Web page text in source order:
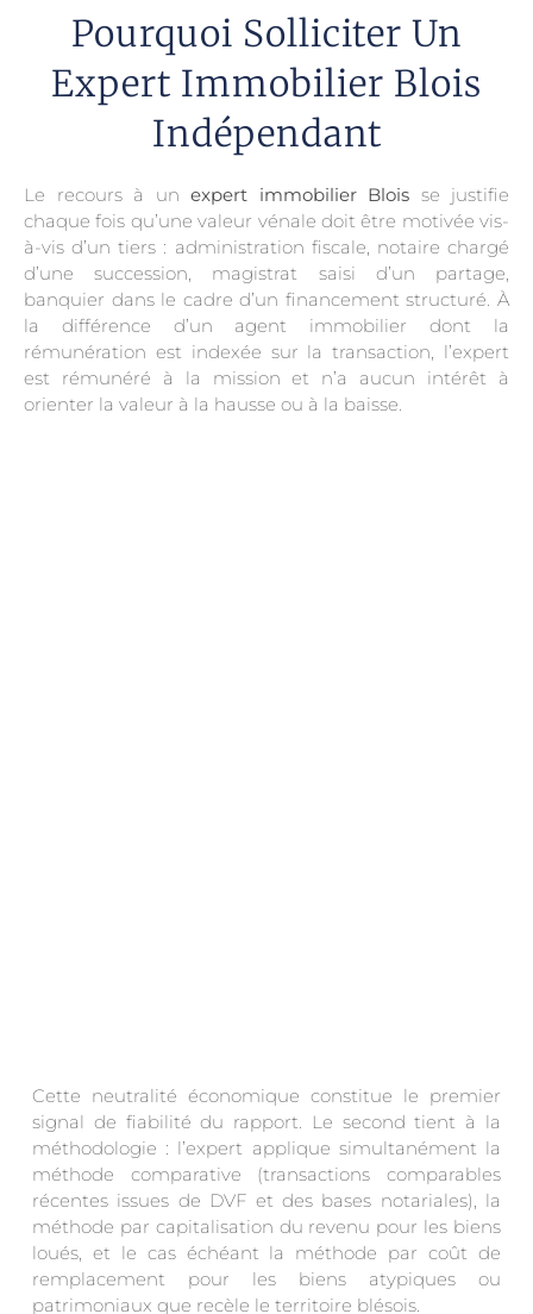
Pourquoi Solliciter Un
Expert Immobilier Blois
Indépendant
Le recours à un expert immobilier Blois se justifie
chaque fois qu’une valeur vénale doit être motivée vis-
à-vis d’un tiers : administration fiscale, notaire chargé
d’une succession, magistrat saisi d’un partage,
banquier dans le cadre d’un financement structuré. À
la différence d’un agent immobilier dont la
rémunération est indexée sur la transaction, l’expert
est rémunéré à la mission et n’a aucun intérêt à
orienter la valeur à la hausse ou à la baisse.
Cette neutralité économique constitue le premier
signal de fiabilité du rapport. Le second tient à la
méthodologie : l’expert applique simultanément la
méthode comparative (transactions comparables
récentes issues de DVF et des bases notariales), la
méthode par capitalisation du revenu pour les biens
loués, et le cas échéant la méthode par coût de
remplacement pour les biens atypiques ou
patrimoniaux que recèle le territoire blésois.